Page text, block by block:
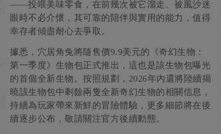
——投喂美味零食，在前幾次被它溜走、被風沙迷
眼時不必介懷，其可靠的陪伴與實用的能力，值得
幸存者傾盡耐心去爭取。
據悉，穴居角兔將隨售價9.9美元的《奇幻生物：
第一季度》生物包正式推出，這也是該生物包曝光
的首個全新生物。按照規劃，2026年內還將陸續揭
曉該生物包中剩餘兩隻全新奇幻生物的相關信息，
持續為玩家帶來新鮮的冒險體驗，更多細節將在後
續逐步公布，敬請關注官方後續動態。